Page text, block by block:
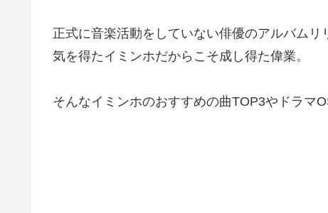
正式に音楽活動をしていない俳優のアルバム
気を得たイミンホだからこそ成し得た偉業。
そんなイミンホのおすすめの曲TOP3やドラマ